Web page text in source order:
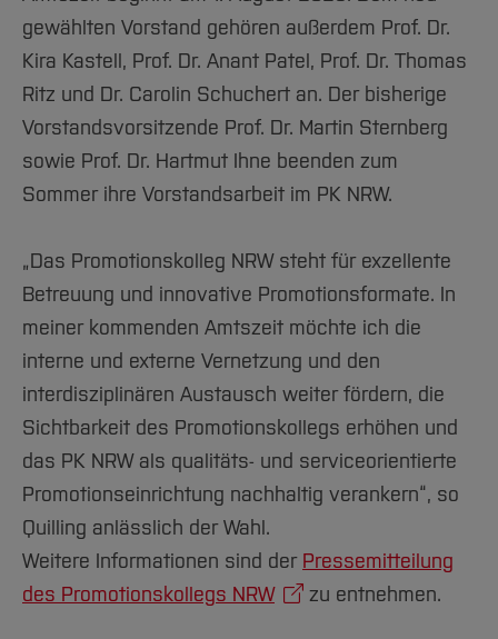
gewählten Vorstand gehören außerdem Prof. Dr.
Kira Kastell, Prof. Dr. Anant Patel, Prof. Dr. Thomas
Ritz und Dr. Carolin Schuchert an. Der bisherige
Vorstandsvorsitzende Prof. Dr. Martin Sternberg
sowie Prof. Dr. Hartmut Ihne beenden zum
Sommer ihre Vorstandsarbeit im PK NRW.
„Das Promotionskolleg NRW steht für exzellente
Betreuung und innovative Promotionsformate. In
meiner kommenden Amtszeit möchte ich die
interne und externe Vernetzung und den
interdisziplinären Austausch weiter fördern, die
Sichtbarkeit des Promotionskollegs erhöhen und
das PK NRW als qualitäts- und serviceorientierte
Promotionseinrichtung nachhaltig verankern“, so
Quilling anlässlich der Wahl.
Weitere Informationen sind der Pressemitteilung
des Promotionskollegs NRW
zu entnehmen.